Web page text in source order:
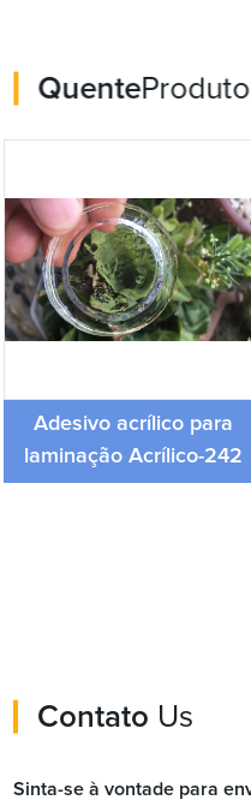
Quente
Adesivo acrílico para
laminação Acrílico-242
Contato Us
Sinta-se à vontade para